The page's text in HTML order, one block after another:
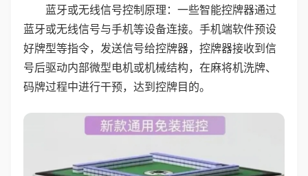
蓝牙或无线信号控制原理：一些智能控牌器通过
蓝牙或无线信号与手机等设备连接。手机端软件预设
好牌型等指令，发送信号给控牌器，控牌器接收到信
号后驱动内部微型电机或机械结构，在麻将机洗牌、
码牌过程中进行干预，达到控牌目的。